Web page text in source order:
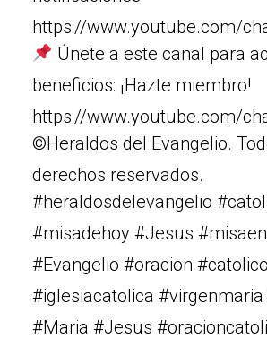
https://www.youtube.com/
Únete a este canal para
beneficios: ¡Hazte miembro!
https://www.youtube.com/
©Heraldos del Evangelio.
derechos reservados.
#heraldosdelevangelio
#misadehoy #Jesus
#Evangelio #oracion #catolico
#iglesiacatolica #virgenmaria
#Maria #Jesus